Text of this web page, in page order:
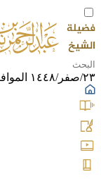
٢٣/صفر/١٤٤٨ الموافق ٦/أغسطس/٢٠٢٦